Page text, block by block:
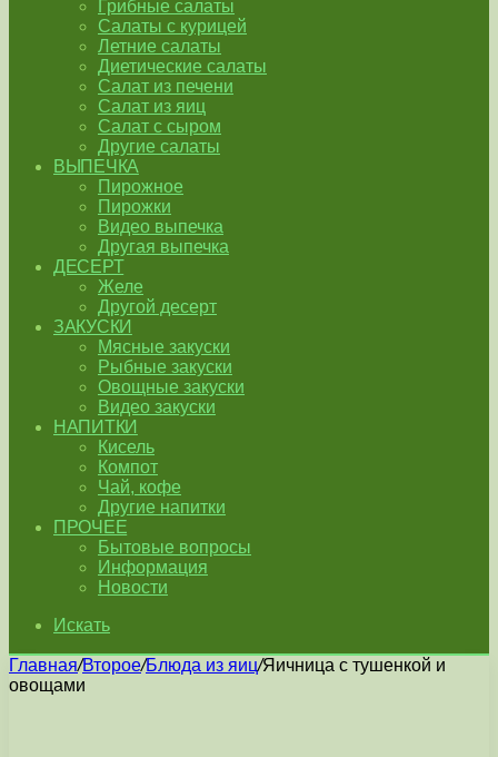
Грибные салаты
Салаты с курицей
Летние салаты
Диетические салаты
Салат из печени
Салат из яиц
Салат с сыром
Другие салаты
ВЫПЕЧКА
Пирожное
Пирожки
Видео выпечка
Другая выпечка
ДЕСЕРТ
Желе
Другой десерт
ЗАКУСКИ
Мясные закуски
Рыбные закуски
Овощные закуски
Видео закуски
НАПИТКИ
Кисель
Компот
Чай, кофе
Другие напитки
ПРОЧЕЕ
Бытовые вопросы
Информация
Новости
Искать
Главная/Второе/Блюда из яиц/Яичница с тушенкой и
овощами